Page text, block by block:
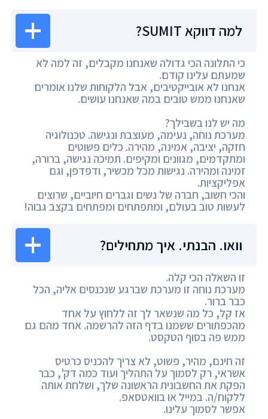
למה דווקא SUMIT?
כי התלונה הכי גדולה שאנחנו מקבלים, זה למה לא
שמעתם עלינו קודם.
אנחנו לא אובייקטיבים, אבל הלקוחות שלנו אומרים
שאנחנו ממש טובים במה שאנחנו עושים.
מה יש לנו בשבילך?
מערכת נוחה, נעימה, מעוצבת ונגישה. טכנולוגיה
חזקה, יציבה, אמינה, מהירה. כלים פשוטים
ומתקדמים, מגוונים ומקיפים. תמיכה נגישה, ברורה,
זמינה ומהירה. נגישות מכל מכשיר, ודפדפן, וגם
אפליקציות.
והכי חשוב, חברה של נשים וגברים חיוביים, שרוצים
לעשות טוב בעולם, ומתפתחים ומפתחים בקצב גבוה!
וואו. הבנתי. איך מתחילים?
זו השאלה הכי קלה.
מערכת נוחה זו מערכת שברגע שנכנסים אליה, הכל
כבר ברור.
אז קל, כל מה שנשאר לך זה ללחוץ על אחד
מהכפתורים ששמנו בדף הזה להרשמה. אחד מהם גם
ממש פה בסוף הטקסט.
זה חינם, מהיר, פשוט, לא צריך להכניס כרטיס
אשראי, רק לסמוך על התהליך ועוד כמה דק', כבר
הפקת את החשבונית הראשונה שלך, ושלחת אותה
ללקוח/ה. במייל או בוואטסאפ.
אפשר לסמוך עלינו.